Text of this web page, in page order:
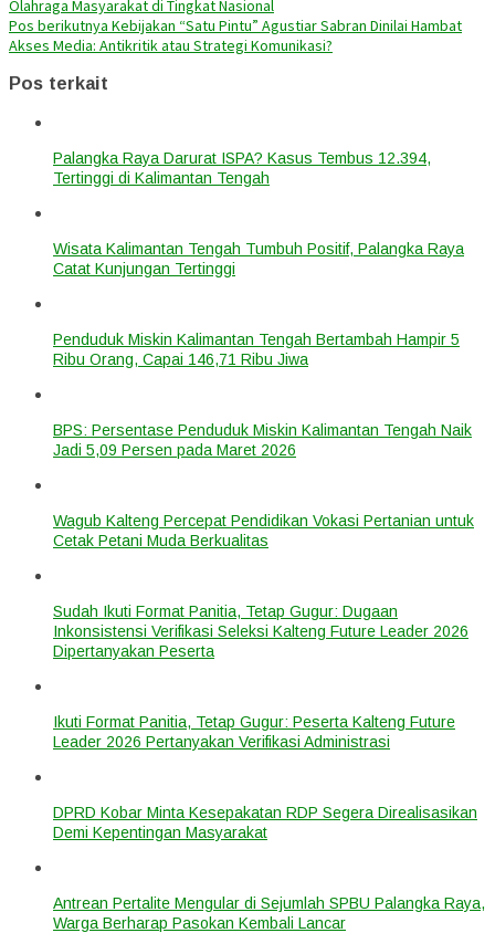
Olahraga Masyarakat di Tingkat Nasional
Pos berikutnya Kebijakan “Satu Pintu” Agustiar Sabran Dinilai Hambat
Akses Media: Antikritik atau Strategi Komunikasi?
Pos terkait
Palangka Raya Darurat ISPA? Kasus Tembus 12.394,
Tertinggi di Kalimantan Tengah
Wisata Kalimantan Tengah Tumbuh Positif, Palangka Raya
Catat Kunjungan Tertinggi
Penduduk Miskin Kalimantan Tengah Bertambah Hampir 5
Ribu Orang, Capai 146,71 Ribu Jiwa
BPS: Persentase Penduduk Miskin Kalimantan Tengah Naik
Jadi 5,09 Persen pada Maret 2026
Wagub Kalteng Percepat Pendidikan Vokasi Pertanian untuk
Cetak Petani Muda Berkualitas
Sudah Ikuti Format Panitia, Tetap Gugur: Dugaan
Inkonsistensi Verifikasi Seleksi Kalteng Future Leader 2026
Dipertanyakan Peserta
Ikuti Format Panitia, Tetap Gugur: Peserta Kalteng Future
Leader 2026 Pertanyakan Verifikasi Administrasi
DPRD Kobar Minta Kesepakatan RDP Segera Direalisasikan
Demi Kepentingan Masyarakat
Antrean Pertalite Mengular di Sejumlah SPBU Palangka Raya,
Warga Berharap Pasokan Kembali Lancar